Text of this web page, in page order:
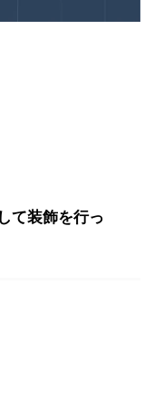
て装飾を行っ